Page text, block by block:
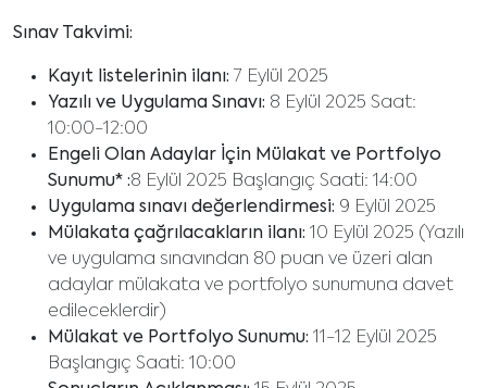
Sınav Takvimi:
Kayıt listelerinin ilanı: 7 Eylül 2025
Yazılı ve Uygulama Sınavı: 8 Eylül 2025 Saat:
10:00-12:00
Engeli Olan Adaylar İçin Mülakat ve Portfolyo
Sunumu* :8 Eylül 2025 Başlangıç Saati: 14:00
Uygulama sınavı değerlendirmesi: 9 Eylül 2025
Mülakata çağrılacakların ilanı: 10 Eylül 2025 (Yazılı
ve uygulama sınavından 80 puan ve üzeri alan
adaylar mülakata ve portfolyo sunumuna davet
edileceklerdir)
Mülakat ve Portfolyo Sunumu: 11-12 Eylül 2025
Başlangıç Saati: 10:00